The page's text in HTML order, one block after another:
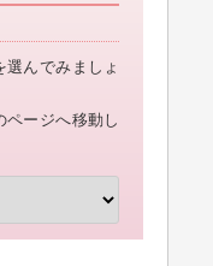
んでみましょ
ページへ移動し